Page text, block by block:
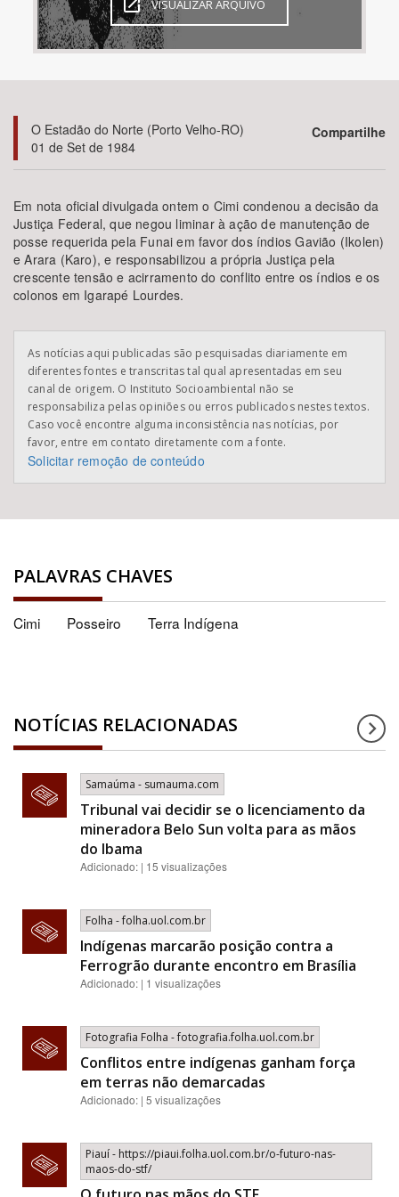
Bioma / Bacia
Subtema
Área Protegida
VISUALIZAR ARQUIVO
O Estadão do Norte (Porto Velho-RO)
01 de Set de 1984
Compartilhe
Em nota oficial divulgada ontem o Cimi condenou a decisão da
Justiça Federal, que negou liminar à ação de manutenção de
posse requerida pela Funai em favor dos índios Gavião (Ikolen)
e Arara (Karo), e responsabilizou a própria Justiça pela
crescente tensão e acirramento do conflito entre os índios e os
colonos em Igarapé Lourdes.
As notícias aqui publicadas são pesquisadas diariamente em
diferentes fontes e transcritas tal qual apresentadas em seu
canal de origem. O Instituto Socioambiental não se
responsabiliza pelas opiniões ou erros publicados nestes textos.
Caso você encontre alguma inconsistência nas notícias, por
favor, entre em contato diretamente com a fonte.
Solicitar remoção de conteúdo
PALAVRAS CHAVES
Cimi Posseiro Terra Indígena
NOTÍCIAS RELACIONADAS
Samaúma - sumauma.com
Tribunal vai decidir se o licenciamento da
mineradora Belo Sun volta para as mãos
do Ibama
Adicionado: | 15 visualizações
Folha - folha.uol.com.br
Indígenas marcarão posição contra a
Ferrogrão durante encontro em Brasília
Adicionado: | 1 visualizações
Fotografia Folha - fotografia.folha.uol.com.br
Conflitos entre indígenas ganham força
em terras não demarcadas
Adicionado: | 5 visualizações
Piauí - https://piaui.folha.uol.com.br/o-futuro-nas-
maos-do-stf/